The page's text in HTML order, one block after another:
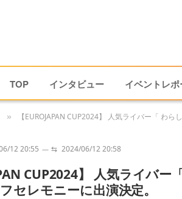
TOP インタビュー イベントレポ
» 【EUROJAPAN CUP2024】 人気ライバー「 わ
12 20:55 ⇆ 2024/06/12 20:58
CUP2024】 人気ライバ
セレモニーに出演決定。